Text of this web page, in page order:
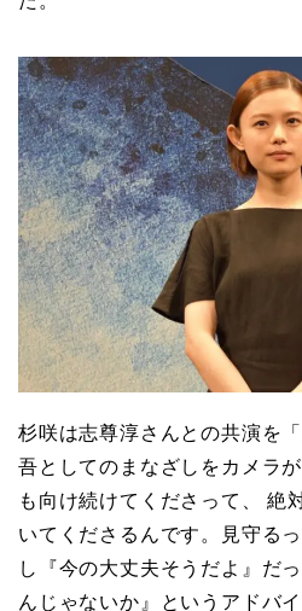
杉咲は志尊淳さんとの共演を
吾としてのまなざしをカメラ
も向け続けてくださって、 絶
いてくださるんです。見守る
し『今の大丈夫そうだよ』だ
んじゃないか』というアドバ